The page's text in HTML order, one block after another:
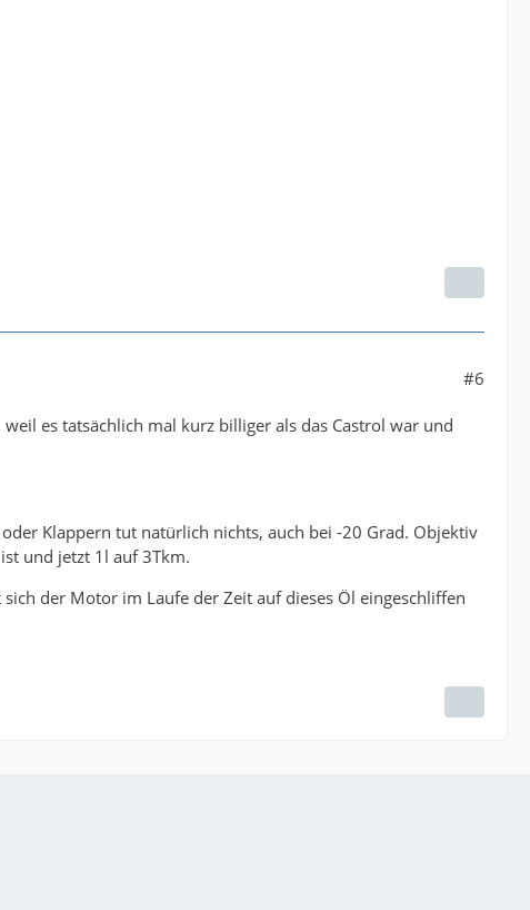
#6
es tatsächlich mal kurz billiger als das Castrol war und
Klappern tut natürlich nichts, auch bei -20 Grad. Objektiv
und jetzt 1l auf 3Tkm.
der Motor im Laufe der Zeit auf dieses Öl eingeschliffen